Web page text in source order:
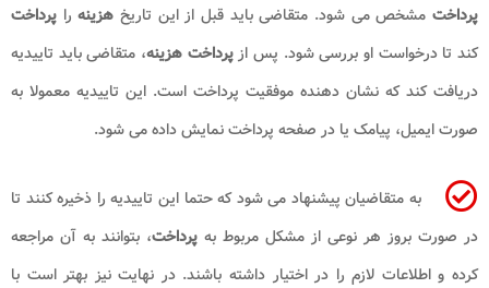
پرداختمشخص می شود. متقاضی باید قبل از این تاریخ هزینهرا پرداخت
کند تا درخواست او بررسی شود. پس ازپرداخت هزینه، متقاضی باید تاییدیه
دریافت کند که نشان دهنده موفقیت پرداخت است. این تاییدیه معمولا به
صورت ایمیل، پیامک یا در صفحه پرداخت نمایش داده می شود.
به متقاضیان پیشنهاد می شود که حتما این تاییدیه را ذخیره کنند تا
در صورت بروز هر نوعی از مشکل مربوط به پرداخت، بتوانند به آن مراجعه
کرده و اطلاعات لازم را در اختیار داشته باشند. در نهایت نیز بهتر است با